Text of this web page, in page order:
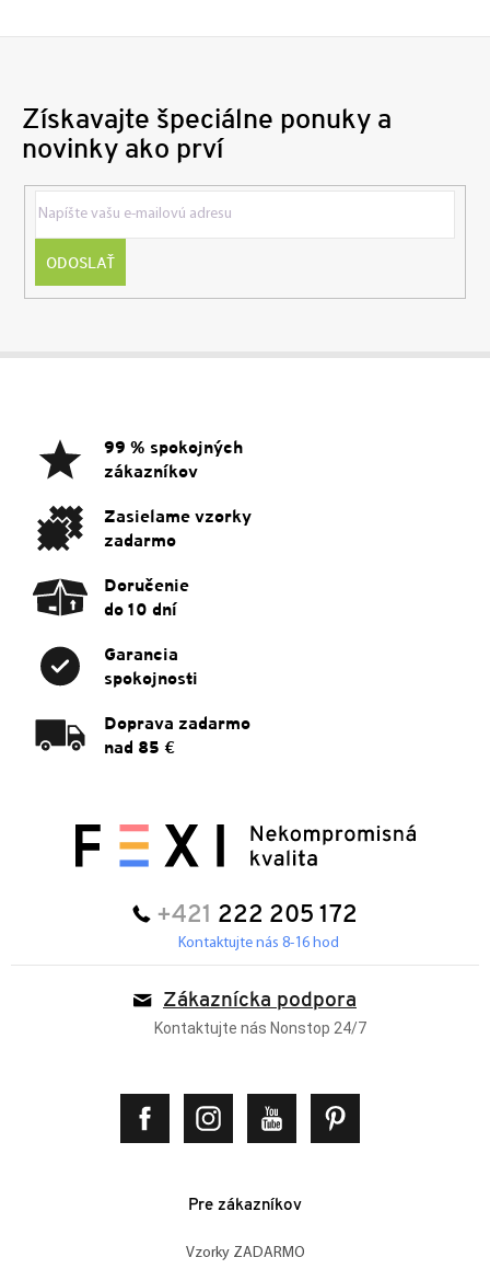
Získavajte špeciálne ponuky a
novinky ako prví
ODOSLAŤ
99 % spokojných
zákazníkov
Zasielame vzorky
zadarmo
Doručenie
do 10 dní
Garancia
spokojnosti
Doprava zadarmo
nad 85 €
+421 222 205 172
Kontaktujte nás 8-16 hod
Zákaznícka podpora
Kontaktujte nás Nonstop 24/7
Pre zákazníkov
Vzorky ZADARMO